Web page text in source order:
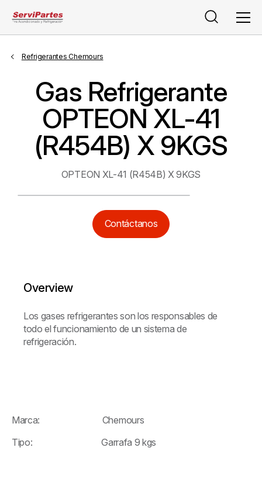
Buscar
Refrigerantes Chemours
Gas Refrigerante
OPTEON XL-41
(R454B) X 9KGS
OPTEON XL-41 (R454B) X 9KGS
Contáctanos
Overview
Los gases refrigerantes son los responsables de
todo el funcionamiento de un sistema de
refrigeración.
Marca: Chemours
Tipo: Garrafa 9 kgs